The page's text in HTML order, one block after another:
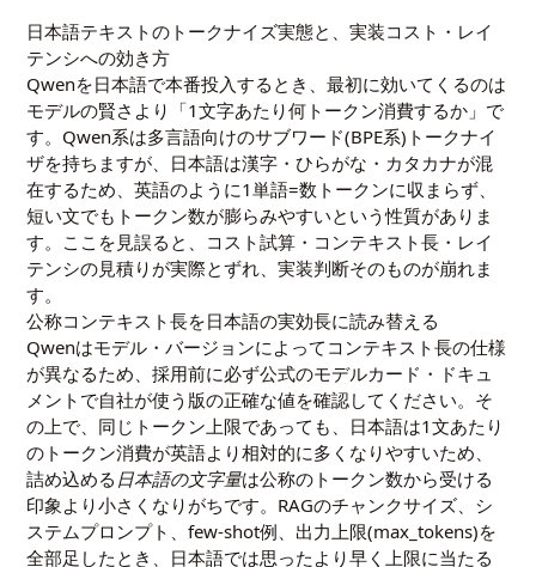
日本語テキストのトークナイズ実態と、実装コスト・レイ
テンシへの効き方
Qwenを日本語で本番投入するとき、最初に効いてくるのは
モデルの賢さより「1文字あたり何トークン消費するか」で
す。Qwen系は多言語向けのサブワード(BPE系)トークナイ
ザを持ちますが、日本語は漢字・ひらがな・カタカナが混
在するため、英語のように1単語=数トークンに収まらず、
短い文でもトークン数が膨らみやすいという性質がありま
す。ここを見誤ると、コスト試算・コンテキスト長・レイ
テンシの見積りが実際とずれ、実装判断そのものが崩れま
す。
公称コンテキスト長を日本語の実効長に読み替える
Qwenはモデル・バージョンによってコンテキスト長の仕様
が異なるため、採用前に必ず公式のモデルカード・ドキュ
メントで自社が使う版の正確な値を確認してください。そ
の上で、同じトークン上限であっても、日本語は1文あたり
のトークン消費が英語より相対的に多くなりやすいため、
詰め込める 日本語の文字量は公称のトークン数から受ける
印象より小さくなりがちです。RAGのチャンクサイズ、シ
ステムプロンプト、few-shot例、出力上限(max_tokens)を
全部足したとき、日本語では思ったより早く上限に当たる